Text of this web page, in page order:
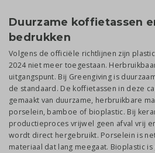
Duurzame koffietassen
bedrukken
Volgens de officiële richtlijnen zijn
2024 niet meer toegestaan.
uitgangspunt. Bij Greengiving is
de standaard. De koffietassen in deze
gemaakt van duurzame, herbruikbare
porselein, bamboe of bioplastic. Bij
productieproces vrijwel geen afval vrij
wordt direct hergebruikt. Porselein is
materiaal dat lang meegaat. Bioplastic